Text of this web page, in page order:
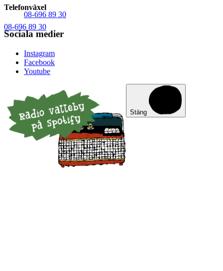
Telefonväxel
08-696 89 30
08-696 89 30
Sociala medier
Instagram
Facebook
Youtube
Stäng